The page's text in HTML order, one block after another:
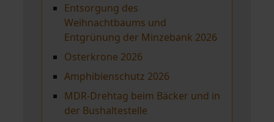
Entsorgung des
Weihnachtbaums und
Entgrünung der Minzebank 2026
Osterkrone 2026
Amphibienschutz 2026
MDR-Drehtag beim Bäcker und in
der Bushaltestelle